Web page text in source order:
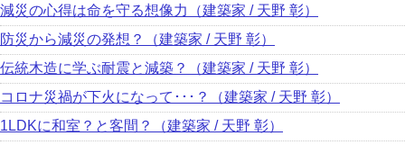
減災の心得は命を守る想像力（建築家 / 天野 彰）
防災から減災の発想？（建築家 / 天野 彰）
伝統木造に学ぶ耐震と減築？（建築家 / 天野 彰）
コロナ災禍が下火になって･･･？（建築家 / 天野 彰）
1LDKに和室？と客間？（建築家 / 天野 彰）